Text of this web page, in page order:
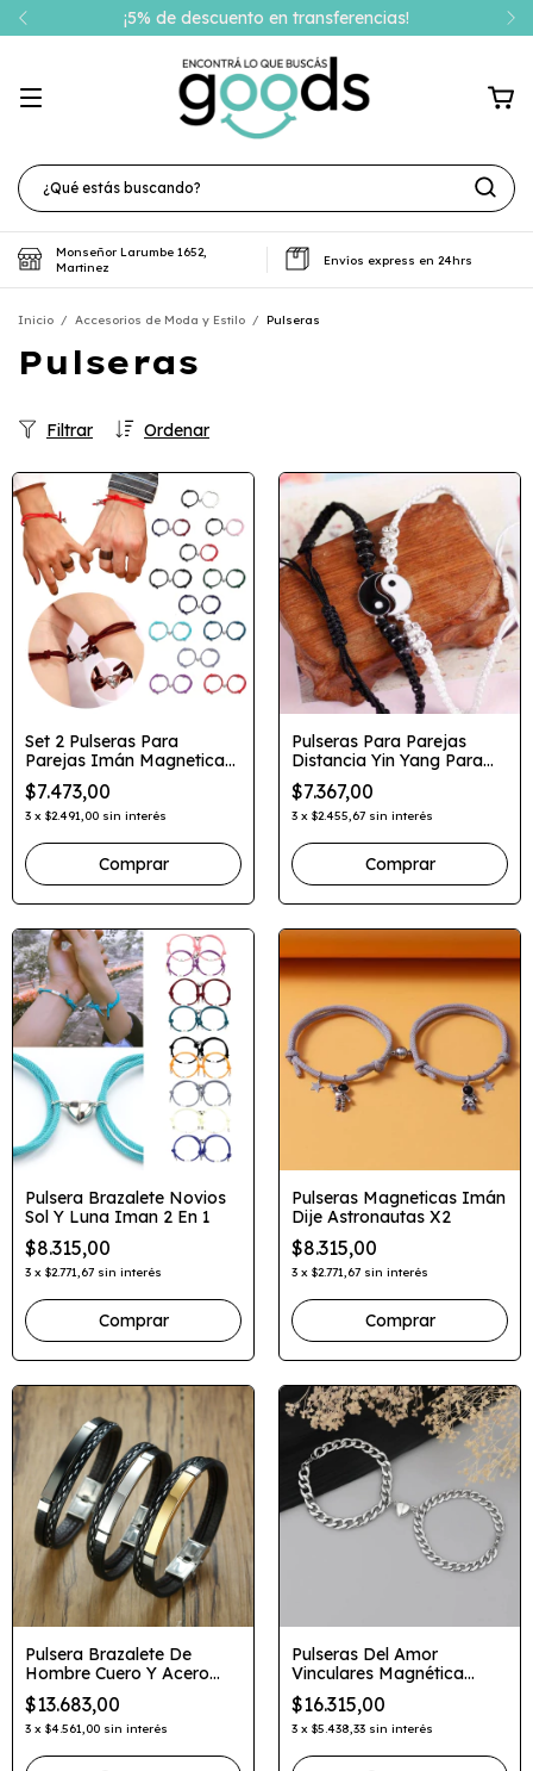
¡5% de descuento en transferencias!
Monseñor Larumbe 1652,
Martinez
Envíos express en 24hrs
Inicio / Accesorios de Moda y Estilo / Pulseras
Pulseras
Ordenar
Filtrar
Set 2 Pulseras Para
Parejas Imán Magneticas
Amor Corazon
$7.473,00
3 x $2.491,00 sin interés
Comprar
Pulseras Para Parejas
Distancia Yin Yang Para
Compartir
$7.367,00
3 x $2.455,67 sin interés
Pulsera Brazalete Novios
Sol Y Luna Iman 2 En 1
$8.315,00
3 x $2.771,67 sin interés
Comprar
Pulseras Magneticas Imán
Dije Astronautas X2
$8.315,00
3 x $2.771,67 sin interés
Pulsera Brazalete De
Hombre Cuero Y Acero
Quirurgico
$13.683,00
3 x $4.561,00 sin interés
Pulseras Del Amor
Vinculares Magnética
Iman Parejas Corazon
$16.315,00
3 x $5.438,33 sin interés